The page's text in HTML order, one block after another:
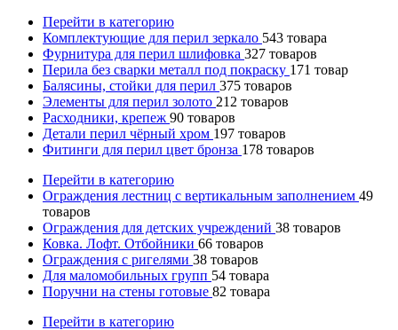
Перейти в категорию
Комплектующие для перил зеркало 543 товара
Фурнитура для перил шлифовка 327 товаров
Перила без сварки металл под покраску 171 товар
Балясины, стойки для перил 375 товаров
Элементы для перил золото 212 товаров
Расходники, крепеж 90 товаров
Детали перил чёрный хром 197 товаров
Фитинги для перил цвет бронза 178 товаров
Перейти в категорию
Ограждения лестниц с вертикальным заполнением 49
товаров
Ограждения для детских учреждений 38 товаров
Ковка. Лофт. Отбойники 66 товаров
Ограждения с ригелями 38 товаров
Для маломобильных групп 54 товара
Поручни на стены готовые 82 товара
Перейти в категорию